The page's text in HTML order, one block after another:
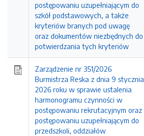
postępowaniu uzupełniającym do
szkół podstawowych, a także
kryteriów branych pod uwagę
oraz dokumentów niezbędnych do
potwierdzania tych kryteriów
Zarządzenie nr 351/2026
Burmistrza Reska z dnia 9 stycznia
2026 roku w sprawie ustalenia
harmonogramu czynności w
postępowaniu rekrutacyjnym oraz
postępowaniu uzupełniającym do
przedszkoli, oddziałów